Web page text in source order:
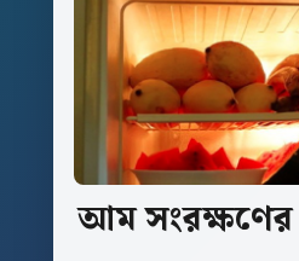
আমসংরক্ষণের